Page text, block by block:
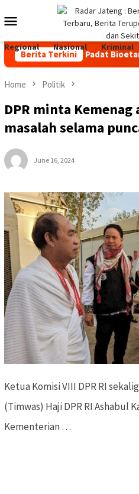
to
Mobile
Menu
Regional Nasional Kriminal
Berita Terkini
Bahan Bakar Padat Bioetanol
Home Politik
DPR minta
masalah selama
June 16, 2024
Ketua Komisi VIII DPR RI
(Timwas) Haji DPR RI Ashabul
Kementerian …